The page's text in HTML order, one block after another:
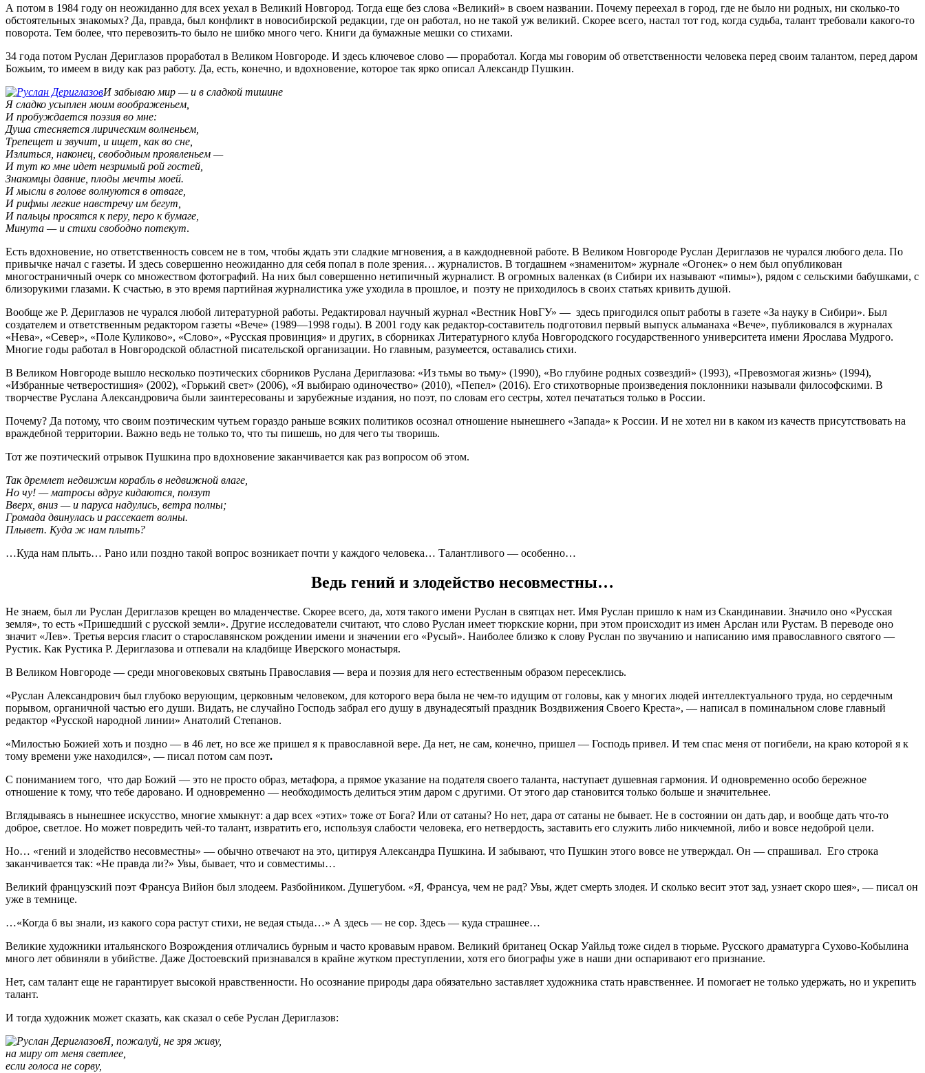
А потом в 1984 году он неожиданно для всех уехал в Великий Новгород. Тогда еще без слова «Великий» в своем названии. Почему переехал в город, где не было ни родных, ни сколько-то
обстоятельных знакомых? Да, правда, был конфликт в новосибирской редакции, где он работал, но не такой уж великий. Скорее всего, настал тот год, когда судьба, талант требовали какого-то
поворота. Тем более, что перевозить-то было не шибко много чего. Книги да бумажные мешки со стихами.
34 года потом Руслан Дериглазов проработал в Великом Новгороде. И здесь ключевое слово — проработал. Когда мы говорим об ответственности человека перед своим талантом, перед даром
Божьим, то имеем в виду как раз работу. Да, есть, конечно, и вдохновение, которое так ярко описал Александр Пушкин.
И забываю мир — и в сладкой тишине
Я сладко усыплен моим воображеньем,
И пробуждается поэзия во мне:
Душа стесняется лирическим волненьем,
Трепещет и звучит, и ищет, как во сне,
Излиться, наконец, свободным проявленьем —
И тут ко мне идет незримый рой гостей,
Знакомцы давние, плоды мечты моей.
И мысли в голове волнуются в отваге,
И рифмы легкие навстречу им бегут,
И пальцы просятся к перу, перо к бумаге,
Минута — и стихи свободно потекут.
Есть вдохновение, но ответственность совсем не в том, чтобы ждать эти сладкие мгновения, а в каждодневной работе. В Великом Новгороде Руслан Дериглазов не чурался любого дела. По
привычке начал с газеты. И здесь совершенно неожиданно для себя попал в поле зрения… журналистов. В тогдашнем «знаменитом» журнале «Огонек» о нем был опубликован
многостраничный очерк со множеством фотографий. На них был совершенно нетипичный журналист. В огромных валенках (в Сибири их называют «пимы»), рядом с сельскими бабушками, с
близорукими глазами. К счастью, в это время партийная журналистика уже уходила в прошлое, и поэту не приходилось в своих статьях кривить душой.
Вообще же Р. Дериглазов не чурался любой литературной работы. Редактировал научный журнал «Вестник НовГУ» — здесь пригодился опыт работы в газете «За науку в Сибири». Был
создателем и ответственным редактором газеты «Вече» (1989—1998 годы). В 2001 году как редактор-составитель подготовил первый выпуск альманаха «Вече», публиковался в журналах
«Нева», «Север», «Поле Куликово», «Слово», «Русская провинция» и других, в сборниках Литературного клуба Новгородского государственного университета имени Ярослава Мудрого.
Многие годы работал в Новгородской областной писательской организации. Но главным, разумеется, оставались стихи.
В Великом Новгороде вышло несколько поэтических сборников Руслана Дериглазова: «Из тьмы во тьму» (1990), «Во глубине родных созвездий» (1993), «Превозмогая жизнь» (1994),
«Избранные четверостишия» (2002), «Горький свет» (2006), «Я выбираю одиночество» (2010), «Пепел» (2016). Его стихотворные произведения поклонники называли философскими. В
творчестве Руслана Александровича были заинтересованы и зарубежные издания, но поэт, по словам его сестры, хотел печататься только в России.
Почему? Да потому, что своим поэтическим чутьем гораздо раньше всяких политиков осознал отношение нынешнего «Запада» к России. И не хотел ни в каком из качеств присутствовать на
враждебной территории. Важно ведь не только то, что ты пишешь, но для чего ты творишь.
Тот же поэтический отрывок Пушкина про вдохновение заканчивается как раз вопросом об этом.
Так дремлет недвижим корабль в недвижной влаге,
Но чу! — матросы вдруг кидаются, ползут
Вверх, вниз — и паруса надулись, ветра полны;
Громада двинулась и рассекает волны.
Плывет. Куда ж нам плыть?
…Куда нам плыть… Рано или поздно такой вопрос возникает почти у каждого человека… Талантливого — особенно…
Ведь гений и злодейство несовместны…
Не знаем, был ли Руслан Дериглазов крещен во младенчестве. Скорее всего, да, хотя такого имени Руслан в святцах нет. Имя Руслан пришло к нам из Скандинавии. Значило оно «Русская
земля», то есть «Пришедший с русской земли». Другие исследователи считают, что слово Руслан имеет тюркские корни, при этом происходит из имен Арслан или Рустам. В переводе оно
значит «Лев». Третья версия гласит о старославянском рождении имени и значении его «Русый». Наиболее близко к слову Руслан по звучанию и написанию имя православного святого —
Рустик. Как Рустика Р. Дериглазова и отпевали на кладбище Иверского монастыря.
В Великом Новгороде — среди многовековых святынь Православия — вера и поэзия для него естественным образом пересеклись.
«Руслан Александрович был глубоко верующим, церковным человеком, для которого вера была не чем-то идущим от головы, как у многих людей интеллектуального труда, но сердечным
порывом, органичной частью его души. Видать, не случайно Господь забрал его душу в двунадесятый праздник Воздвижения Своего Креста», — написал в поминальном слове главный
редактор «Русской народной линии» Анатолий Степанов.
«Милостью Божией хоть и поздно — в 46 лет, но все же пришел я к православной вере. Да нет, не сам, конечно, пришел — Господь привел. И тем спас меня от погибели, на краю которой я к
тому времени уже находился», — писал потом сам поэт.
С пониманием того, что дар Божий — это не просто образ, метафора, а прямое указание на подателя своего таланта, наступает душевная гармония. И одновременно особо бережное
отношение к тому, что тебе даровано. И одновременно — необходимость делиться этим даром с другими. От этого дар становится только больше и значительнее.
Вглядываясь в нынешнее искусство, многие хмыкнут: а дар всех «этих» тоже от Бога? Или от сатаны? Но нет, дара от сатаны не бывает. Не в состоянии он дать дар, и вообще дать что-то
доброе, светлое. Но может повредить чей-то талант, извратить его, используя слабости человека, его нетвердость, заставить его служить либо никчемной, либо и вовсе недоброй цели.
Но… «гений и злодейство несовместны» — обычно отвечают на это, цитируя Александра Пушкина. И забывают, что Пушкин этого вовсе не утверждал. Он — спрашивал. Его строка
заканчивается так: «Не правда ли?» Увы, бывает, что и совместимы…
Великий французский поэт Франсуа Вийон был злодеем. Разбойником. Душегубом. «Я, Франсуа, чем не рад? Увы, ждет смерть злодея. И сколько весит этот зад, узнает скоро шея», — писал он
уже в темнице.
…«Когда б вы знали, из какого сора растут стихи, не ведая стыда…» А здесь — не сор. Здесь — куда страшнее…
Великие художники итальянского Возрождения отличались бурным и часто кровавым нравом. Великий британец Оскар Уайльд тоже сидел в тюрьме. Русского драматурга Сухово-Кобылина
много лет обвиняли в убийстве. Даже Достоевский признавался в крайне жутком преступлении, хотя его биографы уже в наши дни оспаривают его признание.
Нет, сам талант еще не гарантирует высокой нравственности. Но осознание природы дара обязательно заставляет художника стать нравственнее. И помогает не только удержать, но и укрепить
талант.
И тогда художник может сказать, как сказал о себе Руслан Дериглазов:
Я, пожалуй, не зря живу,
на миру от меня светлее,
если голоса не сорву,